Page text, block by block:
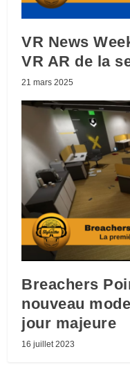
VR News
VR AR de la
21 mars 2025
Breachers
nouveau
jour majeure
16 juillet 2023